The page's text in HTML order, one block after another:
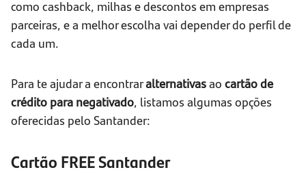
como cashback, milhas e descontos em empresas
parceiras, e a melhor escolha vai depender do perfil de
cada um.
Para te ajudar a encontraralternativasao cartão de
crédito para negativado, listamos algumas opções
oferecidas pelo Santander:
Cartão FREE Santander